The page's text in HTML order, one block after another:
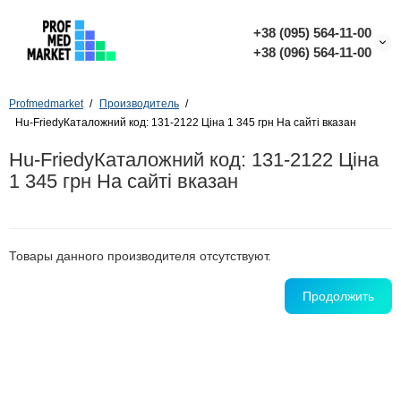
+38 (095) 564-11-00
+38 (096) 564-11-00
Profmedmarket
Производитель
Hu-FriedyКаталожний код: 131-2122 Ціна 1 345 грн На сайті вказан
Hu-FriedyКаталожний код: 131-2122 Ціна
1 345 грн На сайті вказан
Товары данного производителя отсутствуют.
Продолжить